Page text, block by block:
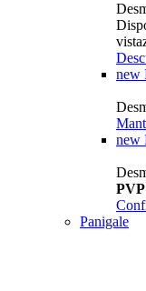
new
new
PVP
Panigale